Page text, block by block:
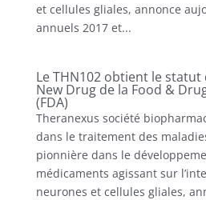
et cellules gliales, annonce
annuels 2017 et...
Le THN102 obtient le statut
New Drug de la Food &
(FDA)
Theranexus société
dans le traitement des
pionnière dans le
médicaments agissant sur
neurones et cellules gliales,